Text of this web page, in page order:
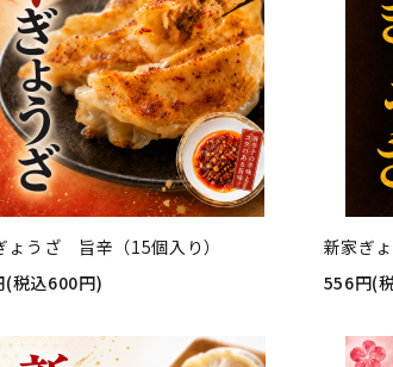
ょうざ 旨辛（15個入り）
(税込600円)
新家ぎ
556円(